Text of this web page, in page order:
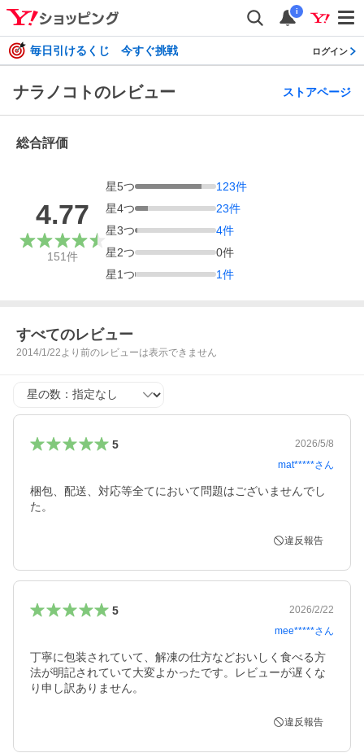
i
毎日引けるくじ 今すぐ挑戦 ログイン
ナラノコトのレビュー ストアページ
総合評価
4.77
151件
星5つ 123件
星4つ 23件
星3つ 4件
星2つ 0件
星1つ 1件
すべてのレビュー
2014/1/22より前のレビューは表示できません
星の数
5
2026/5/8
mat*****さん
梱包、配送、対応等全てにおいて問題はございませんでし
た。
違反報告
5
2026/2/22
mee*****さん
丁寧に包装されていて、解凍の仕方などおいしく食べる方
法が明記されていて大変よかったです。レビューが遅くな
り申し訳ありません。
違反報告